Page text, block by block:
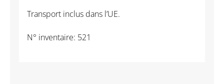
au
Transport inclus dans l’UE.
N° inventaire: 521